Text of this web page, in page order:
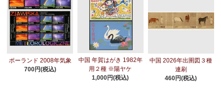
ポーランド 2008年気象
700円(税込)
中国 年賀はがき 1982年
用２種 ※陽ヤケ
1,000円(税込)
中国 2026年出圉図３種
連刷
460円(税込)